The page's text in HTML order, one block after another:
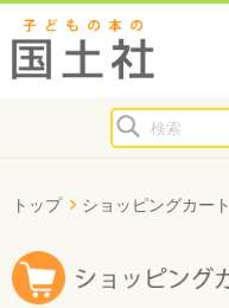
トップ ショッピングカート